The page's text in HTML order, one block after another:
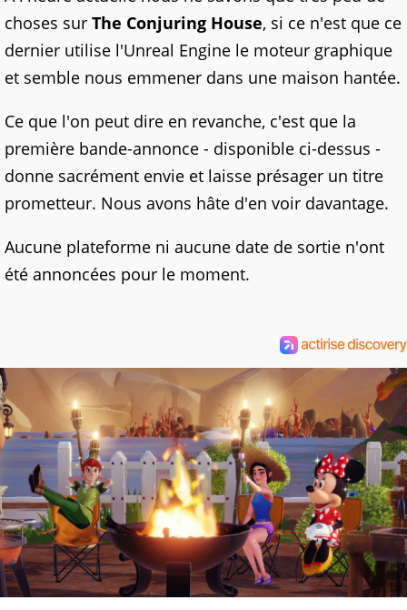
choses sur The Conjuring House, si ce n'est que ce
dernier utilise l'Unreal Engine le moteur graphique
et semble nous emmener dans une maison hantée.
Ce que l'on peut dire en revanche, c'est que la
première bande-annonce - disponible ci-dessus -
donne sacrément envie et laisse présager un titre
prometteur. Nous avons hâte d'en voir davantage.
Aucune plateforme ni aucune date de sortie n'ont
été annoncées pour le moment.